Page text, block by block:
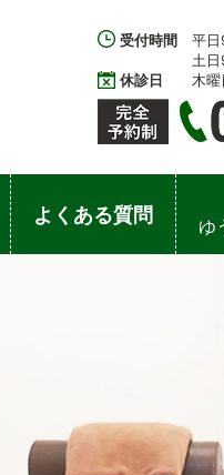
受付時間
平
土
休診日
木曜
よくある質問
ゆ